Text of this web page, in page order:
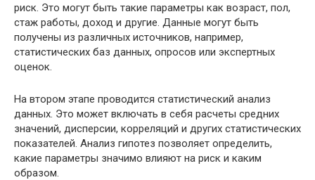
риск. Это могут быть такие параметры как возраст, пол,
стаж работы, доход и другие. Данные могут быть
получены из различных источников, например,
статистических баз данных, опросов или экспертных
оценок.
На втором этапе проводится статистический анализ
данных. Это может включать в себя расчеты средних
значений, дисперсии, корреляций и других статистических
показателей. Анализ гипотез позволяет определить,
какие параметры значимо влияют на риск и каким
образом.